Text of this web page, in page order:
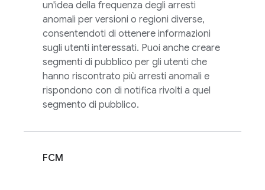
un'idea della frequenza degli arresti
anomali per versioni o regioni diverse,
consentendoti di ottenere informazioni
sugli utenti interessati. Puoi anche creare
segmenti di pubblico per gli utenti che
hanno riscontrato più arresti anomali e
rispondono con di notifica rivolti a quel
segmento di pubblico.
FCM